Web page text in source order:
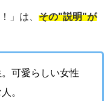
」は、 その"説明"が
。可愛らしい女性
。